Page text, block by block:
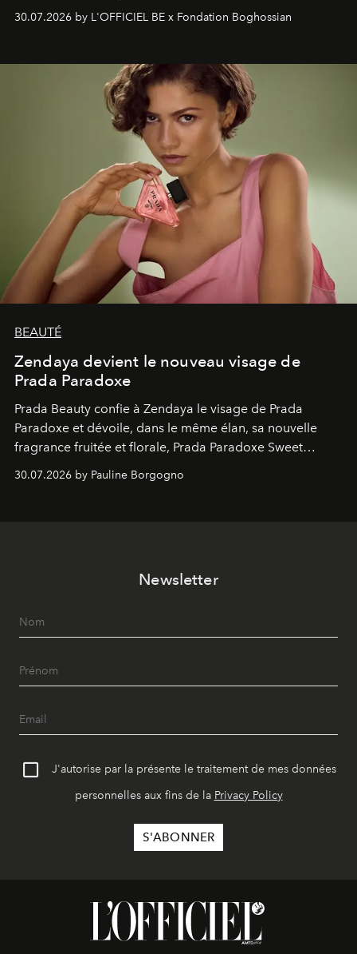
soufflé, l’artiste français compose un itinéraire
émotionnel où chaque œuvre devient le souvenir
émerveillement.
30.07.2026 by L'OFFICIEL BE x Fondation Boghossian
BEAUTÉ
Zendaya devient le nouveau visage de
Prada Paradoxe
Prada Beauty confie à Zendaya le visage de Prada
Paradoxe et dévoile, dans le même élan, sa nouvelle
fragrance fruitée et florale, Prada Paradoxe Sweet
Chemistry Eau de Parfum.
30.07.2026 by Pauline Borgogno
Newsletter
J'autorise par la présente le traitement de mes données
personnelles aux fins de la Privacy Policy